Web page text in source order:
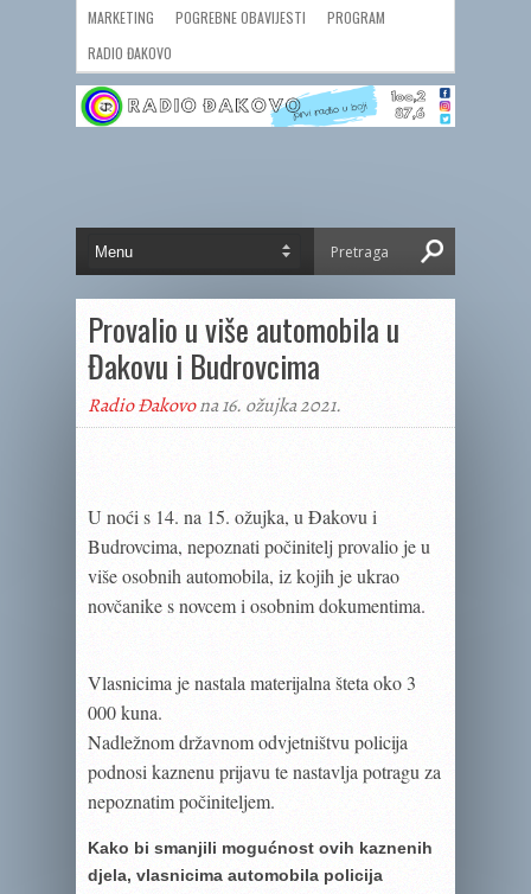
MARKETING POGREBNE OBAVIJESTI
PROGRAM
RADIO ĐAKOVO
Provalio u više automobila u
Đakovu i Budrovcima
Radio Đakovona 16. ožujka 2021.
U noći s 14. na 15. ožujka, u Đakovu i
Budrovcima, nepoznati počinitelj provalio je u
više osobnih automobila, iz kojih je ukrao
novčanike s novcem i osobnim dokumentima.
Vlasnicima je nastala materijalna šteta oko 3
000 kuna.
Nadležnom državnom odvjetništvu policija
podnosi kaznenu prijavu te nastavlja potragu za
nepoznatim počiniteljem.
Kako bi smanjili mogućnost ovih kaznenih
djela, vlasnicima automobila policija